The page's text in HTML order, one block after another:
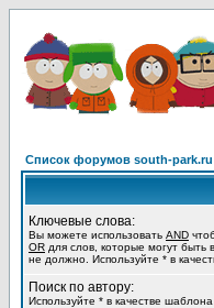
Список форумов south-park.ru
Ключевые слова:
Вы можете использовать AND
OR для слов, которые могут быть
не должно. Используйте * в
Поиск по автору:
Используйте * в качестве шаблона